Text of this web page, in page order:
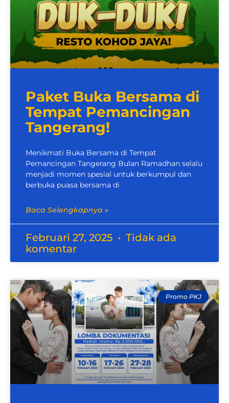
Paket Buka Bersama di
Tempat Pemancingan
Tangerang!
Menikmati Buka Bersama di Tempat
Pemancingan Tangerang Bulan Ramadhan selalu
menjadi momen spesial untuk berkumpul dan
berbuka puasa bersama di
Baca Selengkapnya »
Februari 27, 2025
Tidak ada
komentar
Promo PKJ